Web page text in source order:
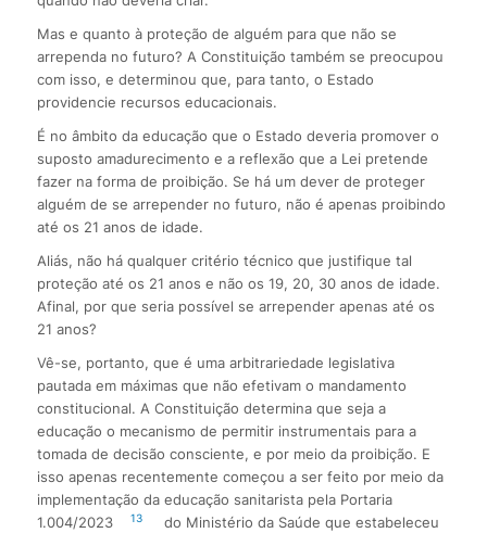
Mas e quanto à proteção de alguém para que não se
arrependa no futuro? A Constituição também se preocupou
com isso, e determinou que, para tanto, o Estado
providencie recursos educacionais.
É no âmbito da educação que o Estado deveria promover o
suposto amadurecimento e a reflexão que a Lei pretende
fazer na forma de proibição. Se há um dever de proteger
alguém de se arrepender no futuro, não é apenas proibindo
até os 21 anos de idade.
Aliás, não há qualquer critério técnico que justifique tal
proteção até os 21 anos e não os 19, 20, 30 anos de idade.
Afinal, por que seria possível se arrepender apenas até os
21 anos?
Vê-se, portanto, que é uma arbitrariedade legislativa
pautada em máximas que não efetivam o mandamento
constitucional. A Constituição determina que seja a
educação o mecanismo de permitir instrumentais para a
tomada de decisão consciente, e por meio da proibição. E
isso apenas recentemente começou a ser feito por meio da
implementação da educação sanitarista pela Portaria
1.004/2023
13
do Ministério da Saúde que estabeleceu